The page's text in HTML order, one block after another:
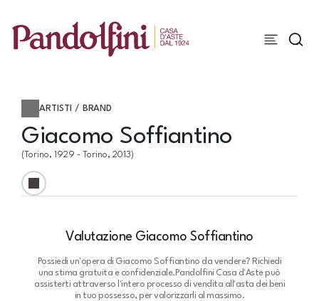
ARTISTI / BRAND
Giacomo Soffiantino
(Torino, 1929 - Torino, 2013)
Valutazione Giacomo Soffiantino
Possiedi un'opera di Giacomo Soffiantino da vendere? Richiedi
una stima gratuita e confidenziale. Pandolfini Casa d'Aste può
assisterti attraverso l'intero processo di vendita all'asta dei beni
in tuo possesso, per valorizzarli al massimo.